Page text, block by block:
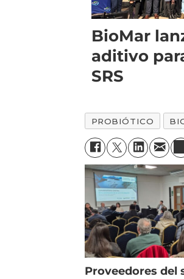
BioMar
aditivo
SRS
PROBIÓTICO
Proveedores del